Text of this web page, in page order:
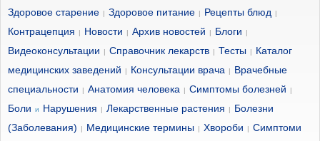
Здоровое старение Здоровое питание Рецепты блюд
Контрацепция Новости Архив новостей Блоги
Видеоконсультации Справочник лекарств Тесты
Каталог
медицинских заведений
Консультации врача
Врачебные
специальности
Анатомия человека Симптомы болезней
Боли и Нарушения Лекарственные растения
Болезни
(Заболевания)
Медицинские термины Хвороби
Симптоми